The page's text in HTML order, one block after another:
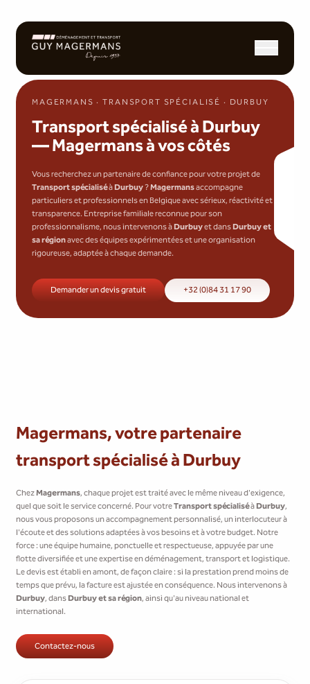
MAGERMANS · TRANSPORT SPÉCIALISÉ · DURBUY
Transport spécialisé à Durbuy
— Magermans à vos côtés
Vous recherchez un partenaire de confiance pour votre projet de
Transport spécialiséàDurbuy ?Magermansaccompagne
particuliers et professionnels en Belgique avec sérieux, réactivité et
transparence. Entreprise familiale reconnue pour son
professionnalisme, nous intervenons àDurbuyet dansDurbuy et
sa régionavec des équipes expérimentées et une organisation
rigoureuse, adaptée à chaque demande.
Demander un devis gratuit +32 (0)84 31 17 90
Magermans, votre partenaire
transport spécialisé à Durbuy
ChezMagermans, chaque projet est traité avec le même niveau d'exigence,
quel que soit le service concerné. Pour votreTransport spécialiséàDurbuy,
nous vous proposons un accompagnement personnalisé, un interlocuteur à
l'écoute et des solutions adaptées à vos besoins et à votre budget. Notre
force : une équipe humaine, ponctuelle et respectueuse, appuyée par une
flotte diversifiée et une expertise en déménagement, transport et logistique.
Le devis est établi en amont, de façon claire : si la prestation prend moins de
temps que prévu, la facture est ajustée en conséquence. Nous intervenons à
Durbuy, dansDurbuy et sa région, ainsi qu'au niveau national et
international.
Contactez-nous